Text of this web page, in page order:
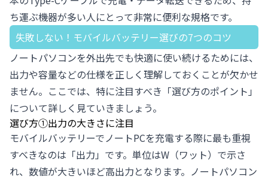
ち運ぶ機器が多い人にとって非常に便利な規格です。
失敗しない！モバイルバッテリー選びの7つのコツ
ノートパソコンを外出先でも快適に使い続けるためには、
出力や容量などの仕様を正しく理解しておくことが欠かせ
ません。ここでは、特に注目すべき「選び方のポイント」
について詳しく見ていきましょう。
選び方①出力の大きさに注目
モバイルバッテリーでノートPCを充電する際に最も重視
すべきなのは「出力」です。単位はW（ワット）で示さ
れ、数値が大きいほど高出力となります。ノートパソコン